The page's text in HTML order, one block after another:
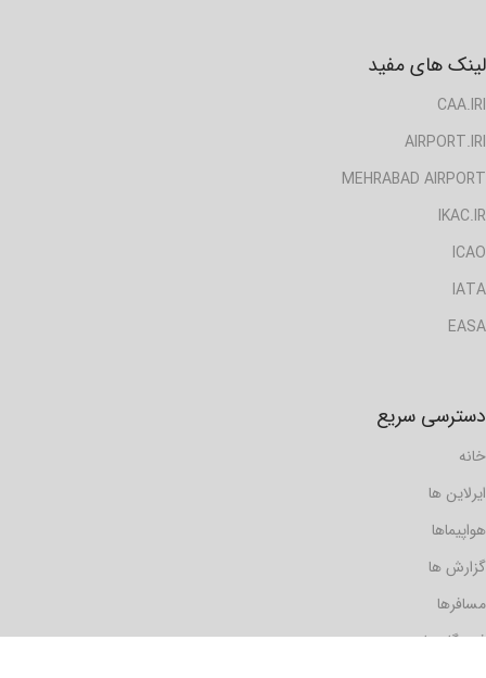
لینک های مفید
CAA.IRI
AIRPORT.IRI
MEHRABAD AIRPORT
IKAC.IR
ICAO
IATA
EASA
دسترسی سریع
خانه
ایرلاین ها
هواپیماها
گزارش ها
مسافرها
فرودگاه ها